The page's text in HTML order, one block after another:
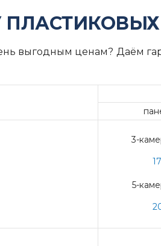
выгодным ценам? Даём
3-
5-